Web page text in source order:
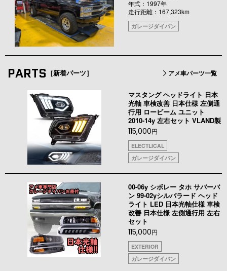
年式：1997年
走行距離：167,323km
ガレージダイバン
PARTS ［新着パーツ］ アメ車パーツ一覧
マスタング ヘッドライト 日本
光軸 車検改善 日本仕様 左側通
行用 ロービーム ユニット
2010-14y 左右セット VLAND製
115,000円
ELECTLICAL
ガレージダイバン
00-06y シボレー タホ サバーバ
ン 99-02yシルバラード ヘッド
ライト LED 日本光軸仕様 車検
改善 日本仕様 左側通行用 左右
セット
115,000円
EXTERIOR
ガレージダイバン